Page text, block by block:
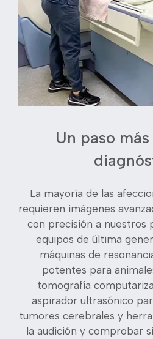
Un paso
La mayoría de las
requieren imágenes
con precisión a nuestros
equipos de última
máquinas de
potentes para
tomografía
aspirador ultrasónico
tumores cerebrales y
la audición y comprobar